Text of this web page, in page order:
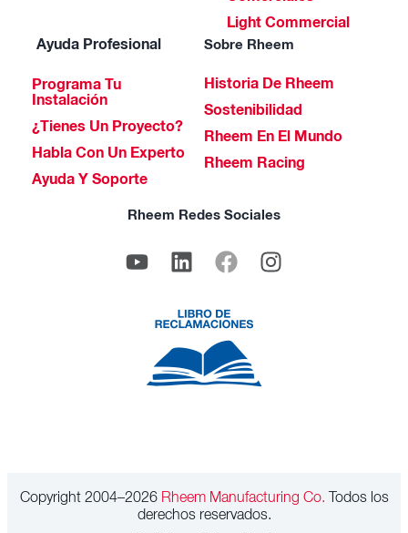
Light Commercial
Ayuda Profesional
Programa Tu
Instalación
¿Tienes Un Proyecto?
Habla Con Un Experto
Ayuda Y Soporte
Sobre Rheem
Historia De Rheem
Sostenibilidad
Rheem En El Mundo
Rheem Racing
Rheem Redes Sociales
Copyright 2004–2026Rheem Manufacturing Co. Todos los
derechos reservados.